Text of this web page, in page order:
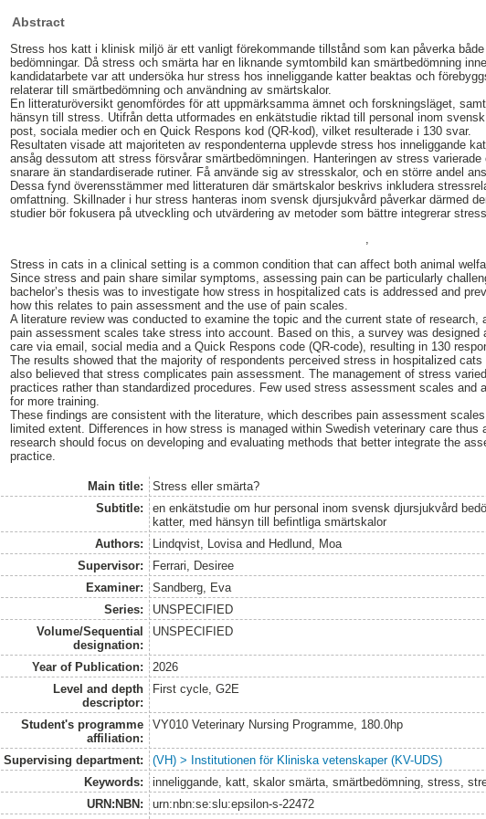
Abstract
Stress hos katt i klinisk miljö är ett vanligt förekommande tillstånd som kan påverka
bedömningar. Då stress och smärta har en liknande symtombild kan smärtbedömning
kandidatarbete var att undersöka hur stress hos inneliggande katter beaktas och
relaterar till smärtbedömning och användning av smärtskalor.
En litteraturöversikt genomfördes för att uppmärksamma ämnet och forskningsläget,
hänsyn till stress. Utifrån detta utformades en enkätstudie riktad till personal inom
post, sociala medier och en Quick Respons kod (QR-kod), vilket resulterade i 130 svar.
Resultaten visade att majoriteten av respondenterna upplevde stress hos inneliggande
ansåg dessutom att stress försvårar smärtbedömningen. Hanteringen av stress
snarare än standardiserade rutiner. Få använde sig av stresskalor, och en större andel
Dessa fynd överensstämmer med litteraturen där smärtskalor beskrivs inkludera
omfattning. Skillnader i hur stress hanteras inom svensk djursjukvård påverkar därmed
studier bör fokusera på utveckling och utvärdering av metoder som bättre integrerar
Stress in cats in a clinical setting is a common condition that can affect both animal
Since stress and pain share similar symptoms, assessing pain can be particularly
bachelor’s thesis was to investigate how stress in hospitalized cats is addressed and
how this relates to pain assessment and the use of pain scales.
A literature review was conducted to examine the topic and the current state of
pain assessment scales take stress into account. Based on this, a survey was
care via email, social media and a Quick Respons code (QR-code), resulting in 130
The results showed that the majority of respondents perceived stress in hospitalized
also believed that stress complicates pain assessment. The management of stress
practices rather than standardized procedures. Few used stress assessment scales and
for more training.
These findings are consistent with the literature, which describes pain assessment
limited extent. Differences in how stress is managed within Swedish veterinary care
research should focus on developing and evaluating methods that better integrate the
practice.
Main title:
Stress eller smärta?
Subtitle:
en enkätstudie om hur personal inom svensk djursjukvård
katter, med hänsyn till befintliga smärtskalor
Authors:
Lindqvist, Lovisaand Hedlund, Moa
Supervisor:
Ferrari, Desiree
Examiner:
Sandberg, Eva
Series:
UNSPECIFIED
Volume/Sequential
designation:
UNSPECIFIED
Year of Publication:
2026
Level and depth
descriptor:
First cycle, G2E
Student's programme
affiliation:
VY010 Veterinary Nursing Programme, 180.0hp
Supervising department:
(VH) > Institutionen för Kliniska vetenskaper (KV-UDS)
Keywords:
inneliggande, katt, skalor smärta, smärtbedömning, stress,
URN:NBN:
urn:nbn:se:slu:epsilon-s-22472